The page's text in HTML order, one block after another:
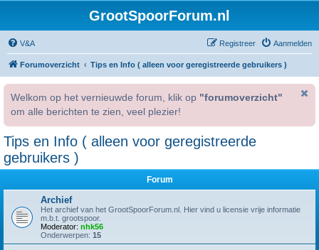
GrootSpoorForum.nl
V&A Aanmelden
Registreer
Forumoverzicht Tips en Info ( alleen voor geregistreerde gebruikers )
Welkom op het vernieuwde forum, klik op "forumoverzicht"
om alle berichten te zien, veel plezier!
Tips en Info ( alleen voor geregistreerde
gebruikers )
Forum
Archief
Het archief van het GrootSpoorForum.nl. Hier vind u licensie vrije informatie
m.b.t. grootspoor.
Moderator: nhk56
Onderwerpen: 15